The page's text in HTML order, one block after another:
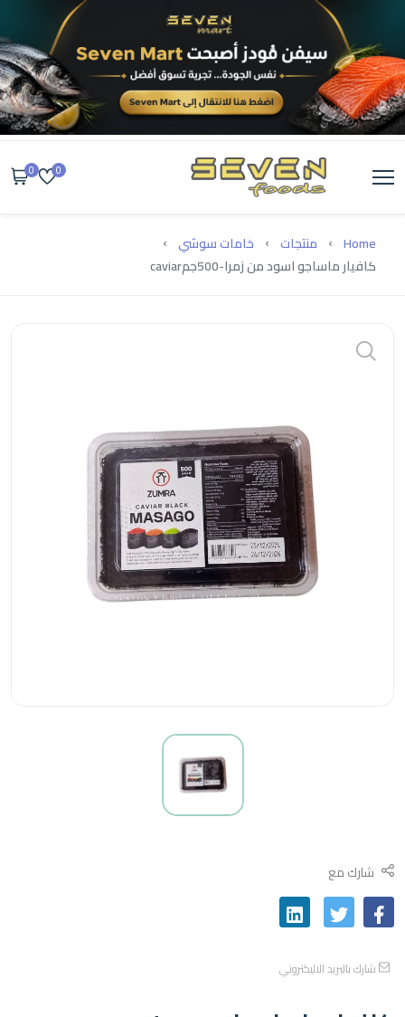
0
0
Home منتجات
خامات سوشي
كافيار ماساجو اسود من زمرا-500جمcaviar
شارك مع
شارك بالبريد الاليكتروني